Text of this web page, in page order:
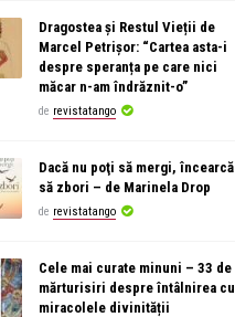
Dragostea și Restul Vieții de
Marcel Petrișor: “Cartea asta-i
despre speranța pe care nici
măcar n-am îndrăznit-o”
de revistatango
Dacă nu poţi să mergi, încearcă
să zbori – de Marinela Drop
de revistatango
Cele mai curate minuni – 33 de
mărturisiri despre întâlnirea cu
miracolele divinității